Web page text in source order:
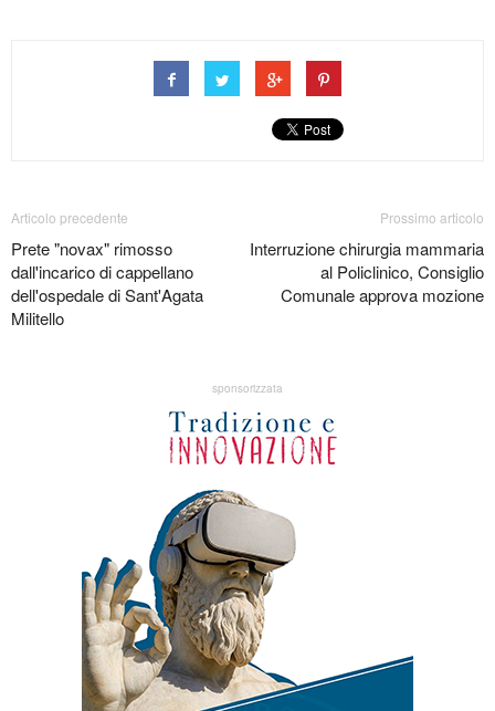
Articolo precedente
Prete "novax" rimosso
dall'incarico di cappellano
dell'ospedale di Sant'Agata
Militello
Prossimo articolo
Interruzione chirurgia mammaria
al Policlinico, Consiglio
Comunale approva mozione
sponsorizzata